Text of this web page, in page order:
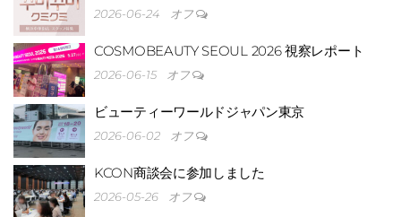
社ア
2026-06-24 オフ
COSMOBEAUTY SEOUL 2026 視察レポート
2026-06-15 オフ
ビューティーワールドジャパン東京
2026-06-02 オフ
KCON商談会に参加しました
2026-05-26 オフ